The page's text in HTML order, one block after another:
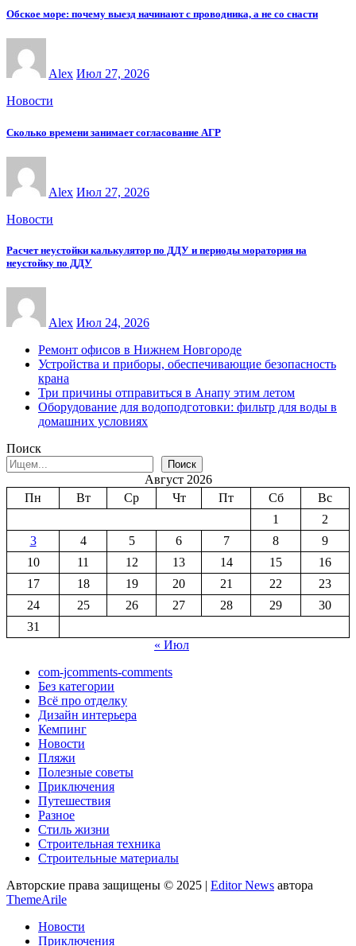
Обское море: почему выезд начинают с проводника, а не со снасти
Alex Июл 27, 2026
Новости
Сколько времени занимает согласование АГР
Alex Июл 27, 2026
Новости
Расчет неустойки калькулятор по ДДУ и периоды моратория на
неустойку по ДДУ
Alex Июл 24, 2026
Ремонт офисов в Нижнем Новгороде
Устройства и приборы, обеспечивающие безопасность
крана
Три причины отправиться в Анапу этим летом
Оборудование для водоподготовки: фильтр для воды в
домашних условиях
Поиск
Поиск
Август 2026
Пн
Вт Ср Чт Пт Сб
Вс
1
2
3
4 5 6 7 8
9
10
11 12 13 14 15
16
17
18 19 20 21 22
23
24
25 26 27 28 29
30
31
« Июл
com-jcomments-comments
Без категории
Всё про отделку
Дизайн интерьера
Кемпинг
Новости
Пляжи
Полезные советы
Приключения
Путешествия
Разное
Стиль жизни
Строительная техника
Строительные материалы
Авторские права защищены © 2025 | Editor News автора
ThemeArile
Новости
Приключения